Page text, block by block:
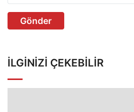
Gönder
İLGINIZI ÇEKEBILIR